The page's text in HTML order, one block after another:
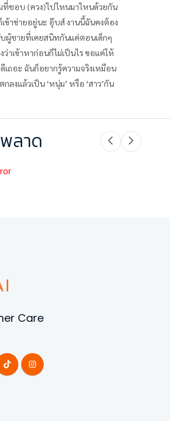
ชอบ (ควง)ไปไหนมาไหนด้วยกัน
ข้าข่ายอยู่นะ อุ๊บส์ งานนี้ฉันคงต้อง
บผู้ชายที่เคยสนิทกันแค่ตอนเด็กๆ
ว่าเข้าหาก่อนก็ไม่เป็นไร ขอแค่ให้
เถอะ ฉันก็อยากรู้ความจริงเหมือน
งแล้วเป็น ‘หนุ่ม’ หรือ ‘สาว’กัน
ลาด
Care